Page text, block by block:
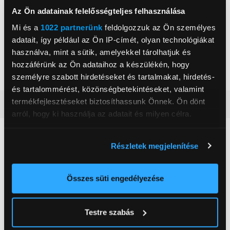
Az Ön adatainak felelősségteljes felhasználása
Mi és a 1022 partnerünk feldolgozzuk az Ön személyes
adatait, így például az Ön IP-címét, olyan technológiákat
használva, mint a sütik, amelyekkel tárolhatjuk és
hozzáférünk az Ön adataihoz a készülékén, hogy
személyre szabott hirdetéseket és tartalmakat, hirdetés-
és tartalommérést, közönségbetekintéseket, valamint
termékfejlesztéseket biztosíthassunk Önnek. Ön dönt
arról, hogy ki használja az adatait és milyen célra.
elhelyezkedéséről pár méteres pontossággal
Az Ön készülékén beazonosítása annak konkrét
módjairól és adja meg preferenciáit aRészletek
pontban. Bármikor módosíthatja vagy visszavonhatja a
Részletek megjelenítése
Összes süti engedélyezése
Testre szabás
Forró víz/-gőz funkció
Igen
Kávéfőző típusa
Presszókávéfőző
Tejhabosító
hagyományos
Részletes ismertető